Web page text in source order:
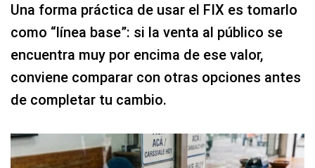
Una forma práctica de usar el FIX es tomarlo
como “línea base”: si la venta al público se
encuentra muy por encima de ese valor,
conviene comparar con otras opciones antes
de completar tu cambio.